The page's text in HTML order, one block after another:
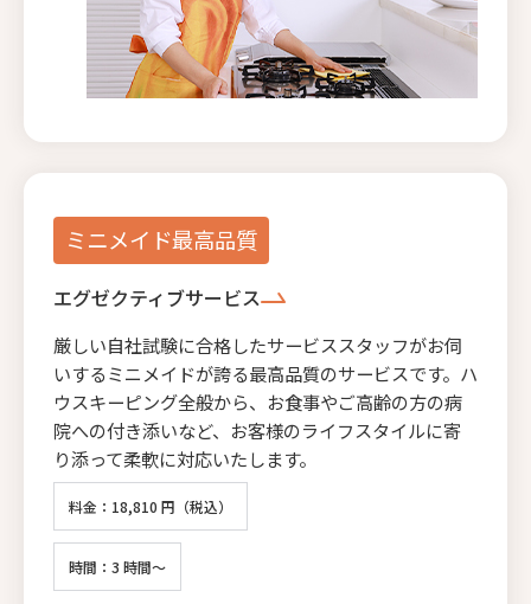
ミニメイド最高品質
エグゼクティブサービス
厳しい自社試験に合格したサービススタッフがお伺
いするミニメイドが誇る最高品質のサービスです。ハ
ウスキーピング全般から、お食事やご高齢の方の病
院への付き添いなど、お客様のライフスタイルに寄
り添って柔軟に対応いたします。
料金：18,810 円（税込）
時間：3 時間～